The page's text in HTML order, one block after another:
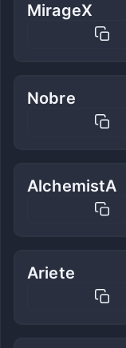
MirageX
Nobre
AlchemistA
Ariete